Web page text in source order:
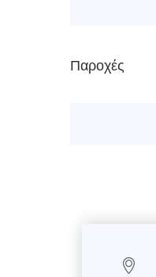
Παροχές